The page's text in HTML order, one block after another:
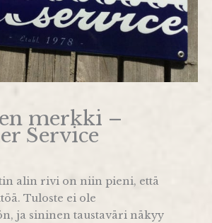
merkki –
Service
alin rivi on niin pieni, että
Tuloste ei ole
ja sininen taustaväri näkyy